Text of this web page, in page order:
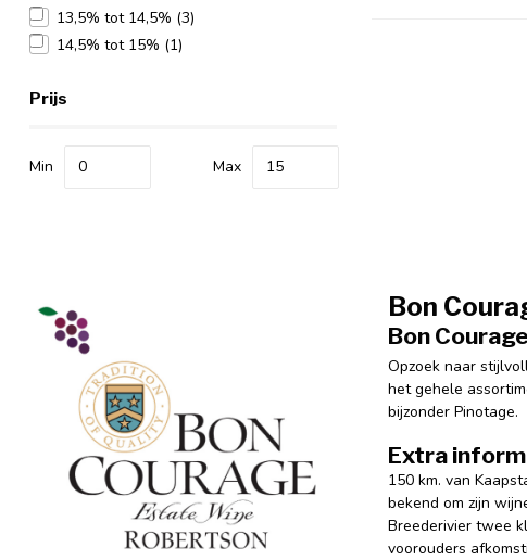
13,5% tot 14,5% (3)
14,5% tot 15% (1)
Prijs
Min Max
Bon
Bon
Opzoek naar
het gehele
bijzonder Pinotage.
Extra
150 km. van
bekend om zijn
Breederivier twee
voorouders